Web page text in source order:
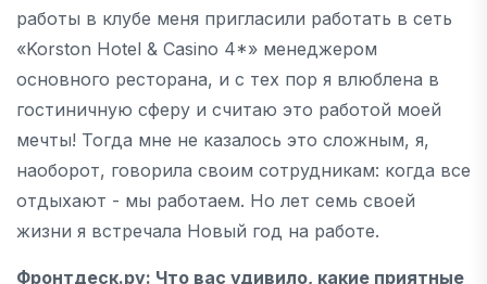
работы в клубе меня пригласили работать в сеть
«Korston Hotel & Casino 4*» менеджером
основного ресторана, и с тех пор я влюблена в
гостиничную сферу и считаю это работой моей
мечты! Тогда мне не казалось это сложным, я,
наоборот, говорила своим сотрудникам: когда все
отдыхают - мы работаем. Но лет семь своей
жизни я встречала Новый год на работе.
Фронтдеск.ру: Что вас удивило, какие приятные